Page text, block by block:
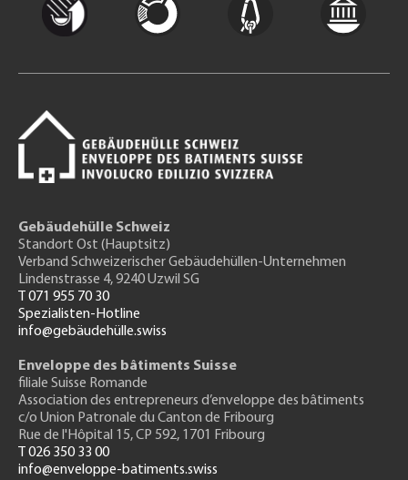
Gebäudehülle Schweiz
Standort Ost (Hauptsitz)
Verband Schweizerischer Gebäudehüllen-Unternehmen
Lindenstrasse 4, 9240 Uzwil SG
T 071 955 70 30
Spezialisten-Hotline
info@gebäudehülle.swiss
Enveloppe des bâtiments Suisse
filiale Suisse Romande
Association des entrepreneurs d’enveloppe des bâtiments
c/o Union Patronale du Canton de Fribourg
Rue de l'Hôpital 15, CP 592, 1701 Fribourg
T 026 350 33 00
info@enveloppe-batiments.swiss